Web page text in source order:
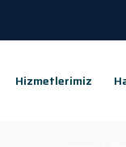
Hizmetlerimiz